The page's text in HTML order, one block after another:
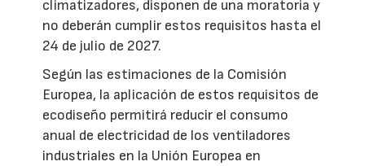
climatizadores, disponen de una moratoria y
no deberán cumplir estos requisitos hasta el
24 de julio de 2027.
Según las estimaciones de la Comisión
Europea, la aplicación de estos requisitos de
ecodiseño permitirá reducir el consumo
anual de electricidad de los ventiladores
industriales en la Unión Europea en